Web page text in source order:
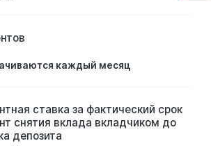
каждый месяц
ставка за фактический срок
снятия вклада вкладчиком до
депозита